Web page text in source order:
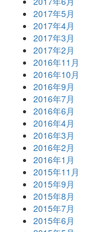
2017年5月
2017年4月
2017年3月
2017年2月
2016年11月
2016年10月
2016年9月
2016年7月
2016年6月
2016年4月
2016年3月
2016年2月
2016年1月
2015年11月
2015年9月
2015年8月
2015年7月
2015年6月